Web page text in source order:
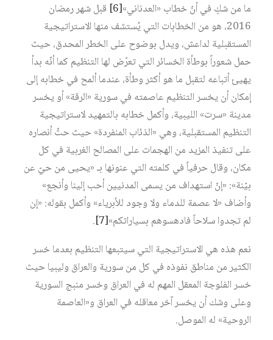
ما من شكٍ في أنّ خطاب «العدناني»‏[6]
قبل شهر رمضان
2016، هو من الخطابات التي يُستشف منها الاستراتيجية
المستقبلية لداعش، ويدل بوضوح على الخطر المحدق، حيث
حمل شعوراً بوطأة الخسائر التي تعرّض لها التنظيم كما أنّه بدأ
يهيئ أتباعه لتقبل ما هو أكثر وطأة، عندما ألمح في خطابه إلى
إمكان أن يخسر التنظيم عاصمته في سورية «الرقة» أو يخسر
مدينة «سرت» الليبية، وأكمل خطابه بالتمهيد لاستراتيجية
التنظيم المستقبلية، وهي «الذئاب المنفردة» حيث حثّ أنصاره
على تنفيذ المزيد من الهجمات على المصالح الغربية في كل
مكان، وقال حرفياً في كلمته التي عنونها بـ «يحيى من حيّ عن
بيّنة»: «إنّ استهداف من يسمى المدنيين أحب إلينا وأنجع»
وأضاف «لا عصمة للدماء ولا وجود للأبرياء» وأكمل بقوله: «إن
لم تجدوا سلاحاً فادهسوهم بسياراتكم»‏[7]
.
نعم هذه هي الاستراتيجية التي سيتبعها التنظيم بعدما خسر
الكثير من مناطق نفوذه في كل من سورية والعراق وليبيا حيث
خسر الفلوجة المعقل المهم له في العراق وخسر منبج السورية
وعلى وشك أن يخسر آخر معاقله في العراق و«العاصمة
الروحية» له الموصل.